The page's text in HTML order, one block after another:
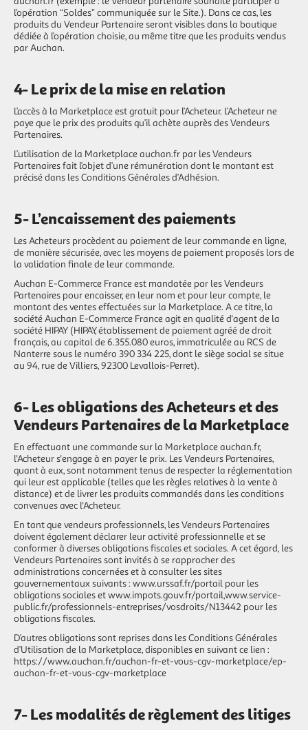
l’opération “Soldes” communiquée sur le Site.). Dans ce cas, les
produits du Vendeur Partenaire seront visibles dans la boutique
dédiée à l’opération choisie, au même titre que les produits vendus
par Auchan.
4- Le prix de la mise en relation
L’accès à la Marketplace est gratuit pour l’Acheteur. L’Acheteur ne
paye que le prix des produits qu’il achète auprès des Vendeurs
Partenaires.
L’utilisation de la Marketplace auchan.fr par les Vendeurs
Partenaires fait l’objet d’une rémunération dont le montant est
précisé dans les Conditions Générales d’Adhésion.
5- L’encaissement des paiements
Les Acheteurs procèdent au paiement de leur commande en ligne,
de manière sécurisée, avec les moyens de paiement proposés lors de
la validation finale de leur commande.
Auchan E-Commerce France est mandatée par les Vendeurs
Partenaires pour encaisser, en leur nom et pour leur compte, le
montant des ventes effectuées sur la Marketplace. A ce titre, la
société Auchan E-Commerce France agit en qualité d'agent de la
société HIPAY (HIPAY, établissement de paiement agréé de droit
français, au capital de 6.355.080 euros, immatriculée au RCS de
Nanterre sous le numéro 390 334 225, dont le siège social se situe
au 94, rue de Villiers, 92300 Levallois-Perret).
6- Les obligations des Acheteurs et des
Vendeurs Partenaires de la Marketplace
En effectuant une commande sur la Marketplace auchan.fr,
l'Acheteur s'engage à en payer le prix. Les Vendeurs Partenaires,
quant à eux, sont notamment tenus de respecter la réglementation
qui leur est applicable (telles que les règles relatives à la vente à
distance) et de livrer les produits commandés dans les conditions
convenues avec l'Acheteur.
En tant que vendeurs professionnels, les Vendeurs Partenaires
doivent également déclarer leur activité professionnelle et se
conformer à diverses obligations fiscales et sociales. A cet égard, les
Vendeurs Partenaires sont invités à se rapprocher des
administrations concernées et à consulter les sites
gouvernementaux suivants : www.urssaf.fr/portail pour les
obligations sociales etwww.impots.gouv.fr/portail,www.service-
public.fr/professionnels-entreprises/vosdroits/N13442 pour les
obligations fiscales.
D’autres obligations sont reprises dans les Conditions Générales
d’Utilisation de la Marketplace, disponibles en suivant ce lien :
https://www.auchan.fr/auchan-fr-et-vous-cgv-marketplace/ep-
auchan-fr-et-vous-cgv-marketplace
7- Les modalités de règlement des litiges